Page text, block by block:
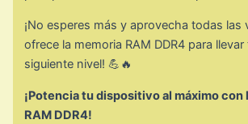
¡No esperes más y aprovecha todas las
ofrece la memoria RAM DDR4 para
siguiente nivel! 💪🔥
¡Potencia tu dispositivo al máximo con
RAM DDR4!